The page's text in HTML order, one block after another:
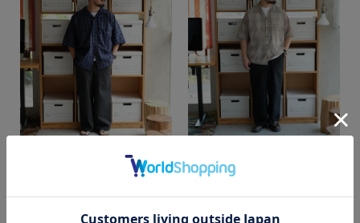
web store BINGOYA
web store BINGOYA